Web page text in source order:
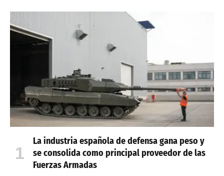
La industria española de defensa gana peso y
se consolida como principal proveedor de las
Fuerzas Armadas